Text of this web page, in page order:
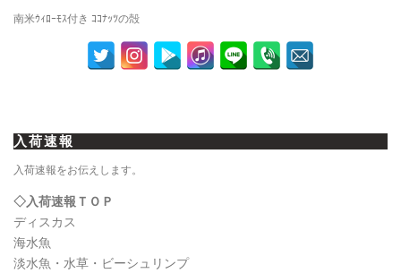
南米ｳｨﾛｰﾓｽ付き ｺｺﾅｯﾂの殻
入荷速報
入荷速報をお伝えします。
◇入荷速報ＴＯＰ
ディスカス
海水魚
淡水魚・水草・ビーシュリンプ